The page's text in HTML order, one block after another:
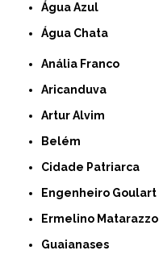
Água Azul
Água Chata
Anália Franco
Aricanduva
Artur Alvim
Belém
Cidade Patriarca
Engenheiro Goulart
Ermelino Matarazzo
Guaianases